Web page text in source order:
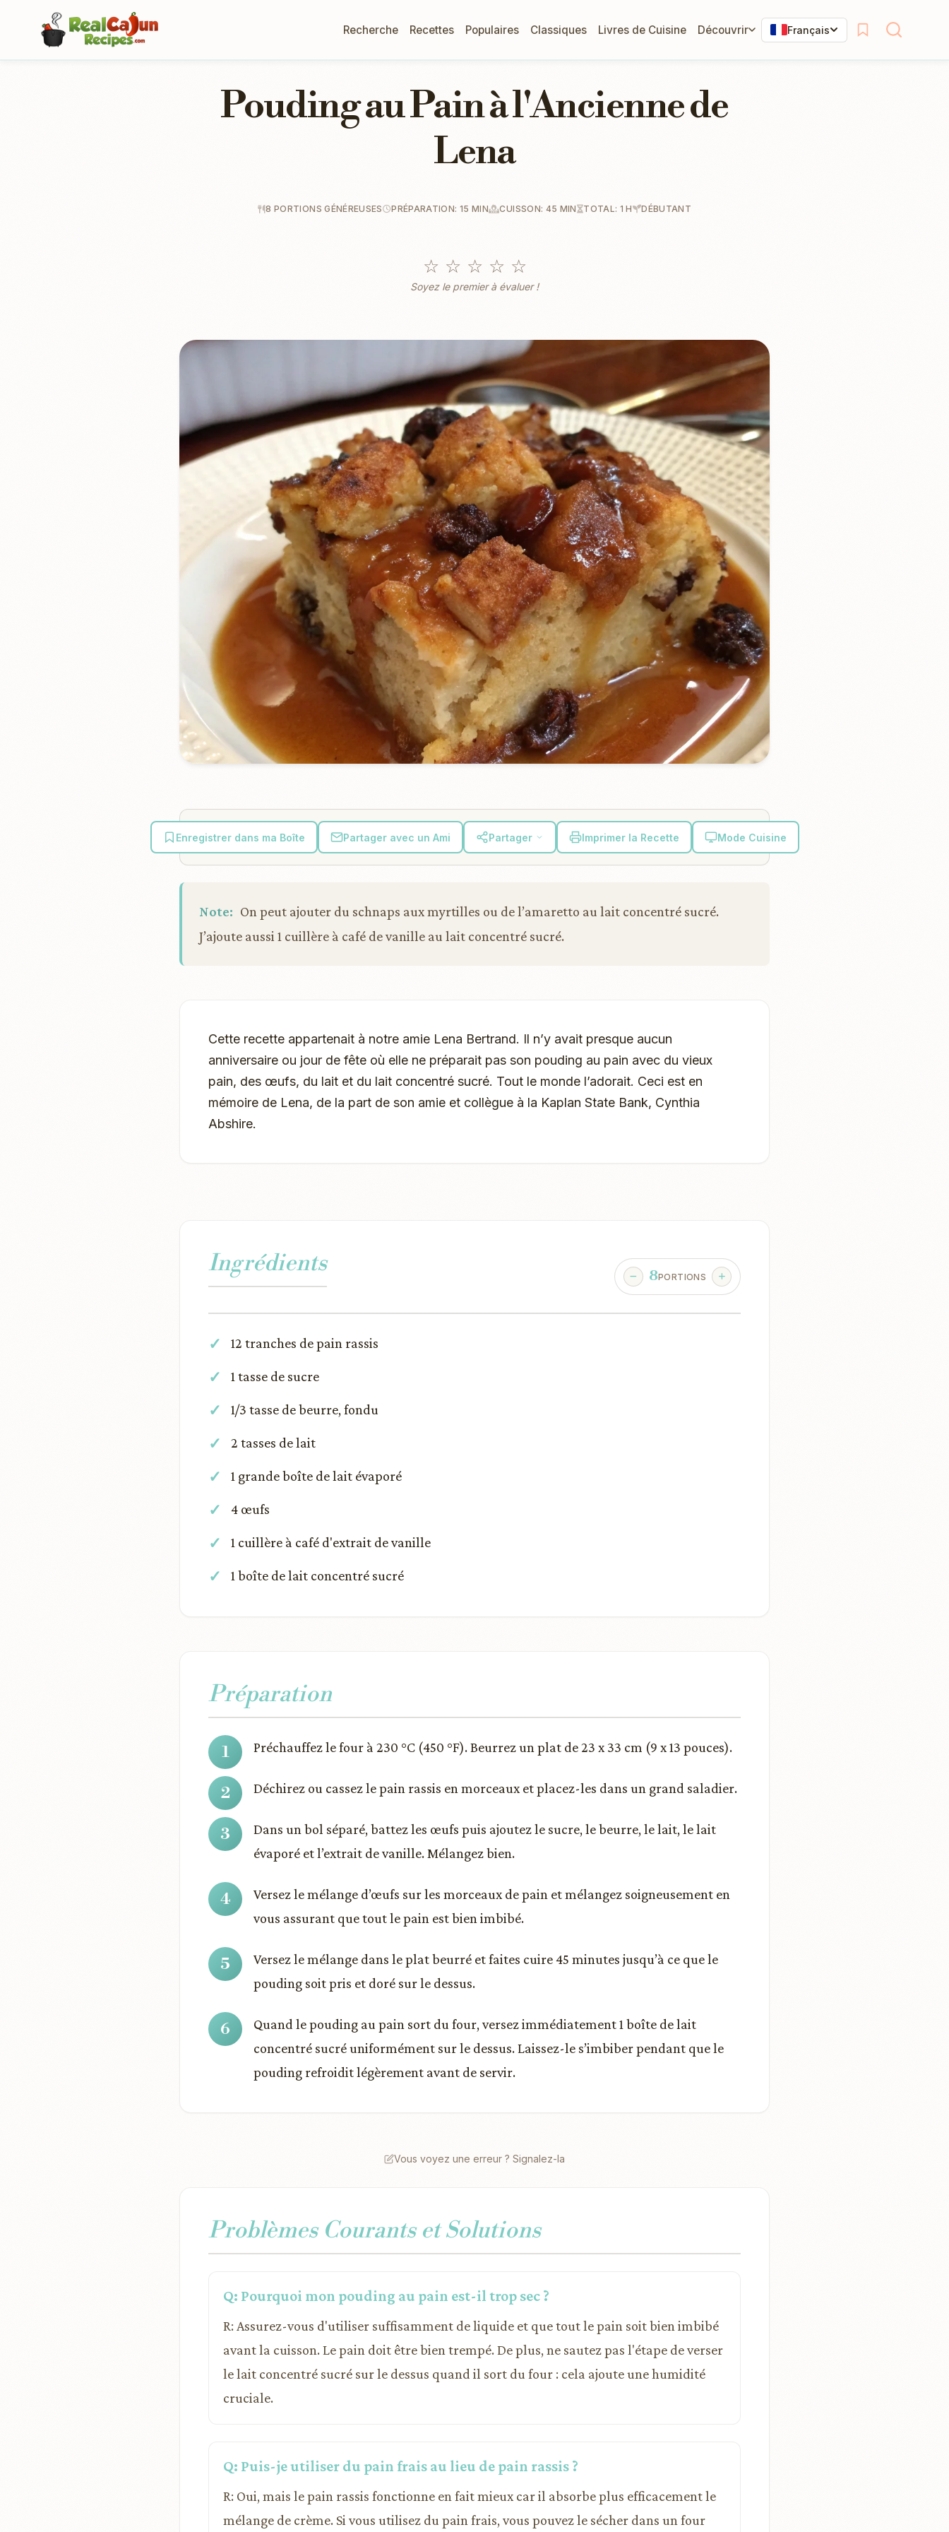
Recherche Recettes Populaires Classiques Livres de Cuisine Découvrir Français
Pouding au Pain à l'Ancienne de
Lena
8 PORTIONS GÉNÉREUSES PRÉPARATION: 15 MIN CUISSON: 45 MIN TOTAL: 1 H DÉBUTANT
☆ ☆ ☆ ☆ ☆
Soyez le premier à évaluer !
Enregistrer dans ma Boîte Partager avec un Ami Partager Imprimer la Recette Mode Cuisine
Note: On peut ajouter du schnaps aux myrtilles ou de l’amaretto au lait concentré sucré.
J’ajoute aussi 1 cuillère à café de vanille au lait concentré sucré.
Cette recette appartenait à notre amie Lena Bertrand. Il n’y avait presque aucun
anniversaire ou jour de fête où elle ne préparait pas son pouding au pain avec du vieux
pain, des œufs, du lait et du lait concentré sucré. Tout le monde l’adorait. Ceci est en
mémoire de Lena, de la part de son amie et collègue à la Kaplan State Bank, Cynthia
Abshire.
Ingrédients 8PORTIONS
12 tranches de pain rassis
1 tasse de sucre
1/3 tasse de beurre, fondu
2 tasses de lait
1 grande boîte de lait évaporé
4 œufs
1 cuillère à café d'extrait de vanille
1 boîte de lait concentré sucré
Préparation
Préchauffez le four à 230 °C (450 °F). Beurrez un plat de 23 x 33 cm (9 x 13 pouces).
Déchirez ou cassez le pain rassis en morceaux et placez-les dans un grand saladier.
Dans un bol séparé, battez les œufs puis ajoutez le sucre, le beurre, le lait, le lait
évaporé et l’extrait de vanille. Mélangez bien.
Versez le mélange d’œufs sur les morceaux de pain et mélangez soigneusement en
vous assurant que tout le pain est bien imbibé.
Versez le mélange dans le plat beurré et faites cuire 45 minutes jusqu’à ce que le
pouding soit pris et doré sur le dessus.
Quand le pouding au pain sort du four, versez immédiatement 1 boîte de lait
concentré sucré uniformément sur le dessus. Laissez-le s’imbiber pendant que le
pouding refroidit légèrement avant de servir.
Vous voyez une erreur ? Signalez-la
Problèmes Courants et Solutions
Q: Pourquoi mon pouding au pain est-il trop sec ?
R: Assurez-vous d'utiliser suffisamment de liquide et que tout le pain soit bien imbibé
avant la cuisson. Le pain doit être bien trempé. De plus, ne sautez pas l'étape de verser
le lait concentré sucré sur le dessus quand il sort du four : cela ajoute une humidité
cruciale.
Q: Puis-je utiliser du pain frais au lieu de pain rassis ?
R: Oui, mais le pain rassis fonctionne en fait mieux car il absorbe plus efficacement le
mélange de crème. Si vous utilisez du pain frais, vous pouvez le sécher dans un four